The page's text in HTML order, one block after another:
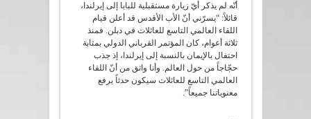
أنّه لم يذكر أيّ زيارة مستقبلية للبابا إلى إيرلندا،
قائلاً: “يسرّني أنّ الأب الأقدس قد أعلن قيام
اللقاء العالمي التاسع للعائلات في دبلن. فمنذ
ثلاثة أعوام، كان المؤتمر القرباني الدولي بمثابة
احتفال بالإيمان بالنسبة إلى إيرلندا، إذ جذب
حجّاجاً من حول العالم. وأنا واثق من أنّ اللقاء
العالمي التاسع للعائلات سيكون حدثاً يرفع
معنوياتنا جميعاً”.